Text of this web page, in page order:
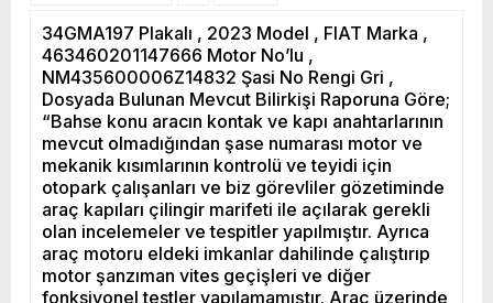
34GMA197 Plakalı , 2023 Model , FIAT Marka ,
463460201147666 Motor No’lu ,
NM435600006Z14832 Şasi No Rengi Gri ,
Dosyada Bulunan Mevcut Bilirkişi Raporuna Göre;
“Bahse konu aracın kontak ve kapı anahtarlarının
mevcut olmadığından şase numarası motor ve
mekanik kısımlarının kontrolü ve teyidi için
otopark çalışanları ve biz görevliler gözetiminde
araç kapıları çilingir marifeti ile açılarak gerekli
olan incelemeler ve tespitler yapılmıştır. Ayrıca
araç motoru eldeki imkanlar dahilinde çalıştırıp
motor şanzıman vites geçişleri ve diğer
fonksiyonel testler yapılamamıştır. Araç üzerinde